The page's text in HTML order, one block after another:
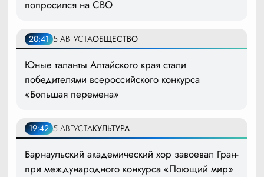
попросился на СВО
20:41 5 АВГУСТАОБЩЕСТВО
Юные таланты Алтайского края стали
победителями всероссийского конкурса
«Большая перемена»
19:42 5 АВГУСТАКУЛЬТУРА
Барнаульский академический хор завоевал Гран-
при международного конкурса «Поющий мир»